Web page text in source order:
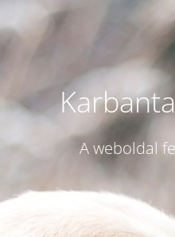
A weboldal